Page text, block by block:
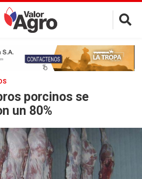
×
porcinos se
un 80%